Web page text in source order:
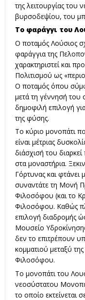
της λειτουργίας του
βυρσοδεψίου, του
Το φαράγγι του
Ο ποταμός Λούσιος
φαράγγια της
χαρακτηριστεί και
Πολιτισμού ως
Ο ποταμός όπου
μετά τη γέννησή του
δημοφιλή επιλογή
της φύσης.
Το κύριο μονοπάτι
είναι μέτριας
διάσχισή του
στα μοναστήρια.
Γόρτυνας και φτάνει
συναντάτε τη Μονή
Φιλοσόφου (και το
Φιλοσόφου. Καθώς
επιλογή διαδρομής
Μουσείο
δεν το επιτρέπουν
κομματιού μεταξύ
Φιλοσόφου.
Το μονοπάτι του
νεοσύστατου
το οποίο εκτείνεται